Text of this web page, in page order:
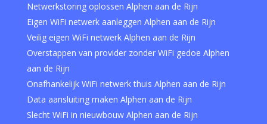
Netwerkstoring oplossen Alphen aan de Rijn
Eigen WiFi netwerk aanleggen Alphen aan de Rijn
Veilig eigen WiFi netwerk Alphen aan de Rijn
Overstappen van provider zonder WiFi gedoe Alphen
aan de Rijn
Onafhankelijk WiFi netwerk thuis Alphen aan de Rijn
Data aansluiting maken Alphen aan de Rijn
Slecht WiFi in nieuwbouw Alphen aan de Rijn